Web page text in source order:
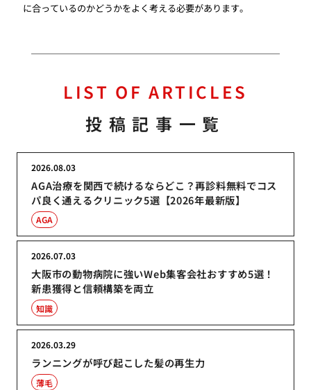
に合っているのかどうかをよく考える必要があります。
LIST OF ARTICLES
投稿記事一覧
AGA治療を関西で続けるならどこ？再診料無料でコス
パ良く通えるクリニック5選【2026年最新版】
2026.08.03
AGA
大阪市の動物病院に強いWeb集客会社おすすめ5選！
新患獲得と信頼構築を両立
2026.07.03
知識
ランニングが呼び起こした髪の再生力
2026.03.29
薄毛